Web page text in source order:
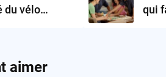
du vélo
qui
aimer